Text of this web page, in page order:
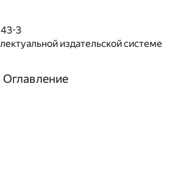
3
издательской системе
Оглавление